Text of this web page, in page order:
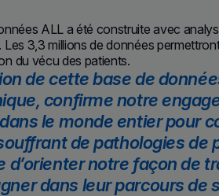
ALL a été construite avec
3,3 millions de données
du vécu des patients.
de cette base de
confirme notre
le monde entier pour
de pathologies de
d’orienter notre façon de
dans leur parcours de